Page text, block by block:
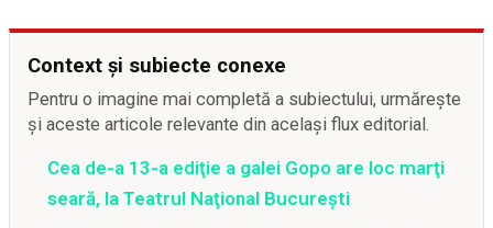
Context și subiecte conexe
Pentru o imagine mai completă a subiectului, urmărește
și aceste articole relevante din același flux editorial.
Cea de-a 13-a ediţie a galei Gopo are loc marţi
seară, la Teatrul Naţional Bucureşti